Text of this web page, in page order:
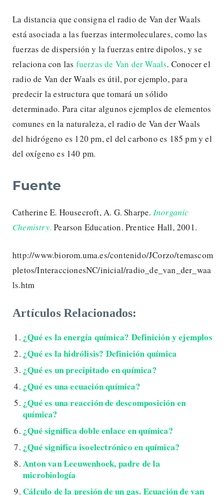
La distancia que consigna el radio de Van der Waals
está asociada a las fuerzas intermoleculares, como las
fuerzas de dispersión y la fuerzas entre dipolos, y se
relaciona con las fuerzas de Van der Waals. Conocer el
radio de Van der Waals es útil, por ejemplo, para
predecir la estructura que tomará un sólido
determinado. Para citar algunos ejemplos de elementos
comunes en la naturaleza, el radio de Van der Waals
del hidrógeno es 120 pm, el del carbono es 185 pm y el
del oxígeno es 140 pm.
Fuente
Catherine E. Housecroft, A. G. Sharpe. Inorganic
Chemistry. Pearson Education. Prentice Hall, 2001.
http://www.biorom.uma.es/contenido/JCorzo/temascom
pletos/InteraccionesNC/inicial/radio_de_van_der_waa
ls.htm
Artículos Relacionados:
¿Qué es la energía química? Definición y ejemplos
¿Qué es la hidrólisis? Definición química
¿Qué es un precipitado en química?
¿Qué es una ecuación química?
¿Qué es una reacción de descomposición en
química?
¿Qué significa doble enlace en química?
¿Qué significa isoelectrónico en química?
Anton van Leeuwenhoek, padre de la
microbiología
Cálculo de la presión de un gas. Ecuación de van